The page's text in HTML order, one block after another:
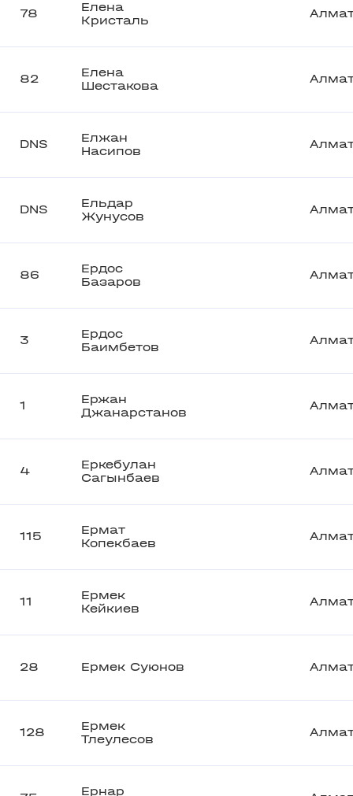
78
Елена
Кристаль
82
Елена
Шестакова
DNS
Елжан
Насипов
DNS
Ельдар
Жунусов
86
Ердос
Базаров
3
Ердос
Баимбетов
1
Ержан
Джанарстанов
4
Еркебулан
Сагынбаев
115
Ермат
Копекбаев
11
Ермек
Кейкиев
28 Ермек Суюнов
128
Ермек
Тлеулесов
Ернар